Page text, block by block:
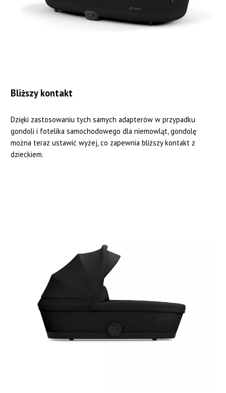
Bliższy kontakt
Dzięki zastosowaniu tych samych adapterów w przypadku
gondoli i fotelika samochodowego dla niemowląt, gondolę
można teraz ustawić wyżej, co zapewnia bliższy kontakt z
dzieckiem.